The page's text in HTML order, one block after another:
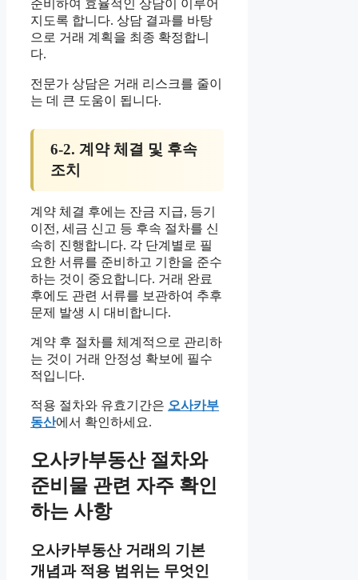
준비하여 효율적인 상담이 이루어
지도록 합니다. 상담 결과를 바탕
으로 거래 계획을 최종 확정합니
다.
전문가 상담은 거래 리스크를 줄이
는 데 큰 도움이 됩니다.
6-2. 계약 체결 및 후속
조치
계약 체결 후에는 잔금 지급, 등기
이전, 세금 신고 등 후속 절차를 신
속히 진행합니다. 각 단계별로 필
요한 서류를 준비하고 기한을 준수
하는 것이 중요합니다. 거래 완료
후에도 관련 서류를 보관하여 추후
문제 발생 시 대비합니다.
계약 후 절차를 체계적으로 관리하
는 것이 거래 안정성 확보에 필수
적입니다.
적용 절차와 유효기간은 오사카부
동산에서 확인하세요.
오사카부동산 절차와
준비물 관련 자주 확인
하는 사항
오사카부동산 거래의 기본
개념과 적용 범위는 무엇인